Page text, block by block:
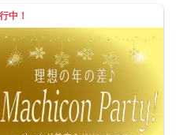
センター様の許可を得て駐車場をお
して運営しています。
催行人数に満たない場合
す。
中！